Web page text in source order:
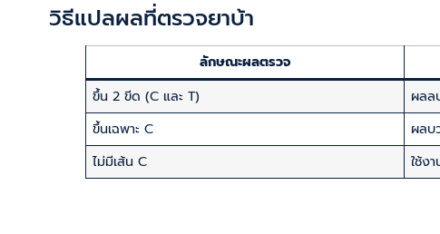
วิธีแปลผลที่ตรวจยาบ้า
ลักษณะผลตรวจ
ขึ้น 2 ขีด (C และ T)
ผลล
ขึ้นเฉพาะ C
ผลบ
ไม่มีเส้น C
ใช้ง